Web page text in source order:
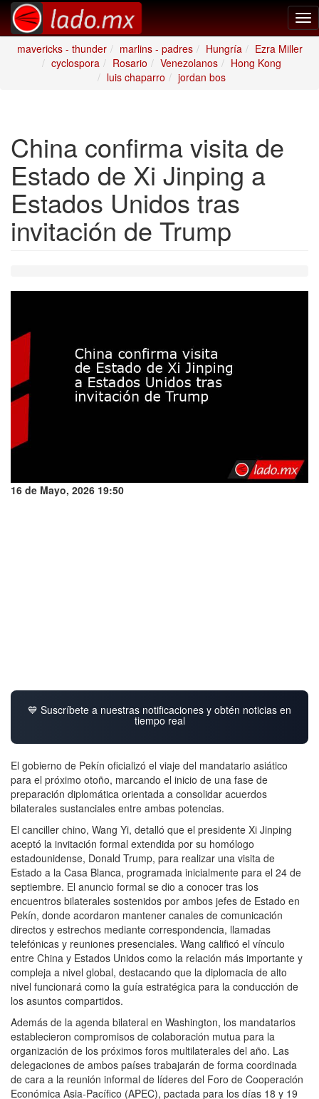
mavericks - thunder
marlins - padres Hungría
Ezra Miller
cyclospora
Rosario Venezolanos
Hong Kong
luis chaparro
jordan bos
China confirma visita de
Estado de Xi Jinping a
Estados Unidos tras
invitación de Trump
16 de Mayo, 2026 19:50
💙 Suscríbete a nuestras notificaciones y obtén noticias en
tiempo real
El gobierno de Pekín oficializó el viaje del mandatario asiático
para el próximo otoño, marcando el inicio de una fase de
preparación diplomática orientada a consolidar acuerdos
bilaterales sustanciales entre ambas potencias.
El canciller chino, Wang Yi, detalló que el presidente Xi Jinping
aceptó la invitación formal extendida por su homólogo
estadounidense, Donald Trump, para realizar una visita de
Estado a la Casa Blanca, programada inicialmente para el 24 de
septiembre. El anuncio formal se dio a conocer tras los
encuentros bilaterales sostenidos por ambos jefes de Estado en
Pekín, donde acordaron mantener canales de comunicación
directos y estrechos mediante correspondencia, llamadas
telefónicas y reuniones presenciales. Wang calificó el vínculo
entre China y Estados Unidos como la relación más importante y
compleja a nivel global, destacando que la diplomacia de alto
nivel funcionará como la guía estratégica para la conducción de
los asuntos compartidos.
Además de la agenda bilateral en Washington, los mandatarios
establecieron compromisos de colaboración mutua para la
organización de los próximos foros multilaterales del año. Las
delegaciones de ambos países trabajarán de forma coordinada
de cara a la reunión informal de líderes del Foro de Cooperación
Económica Asia-Pacífico (APEC), pactada para los días 18 y 19